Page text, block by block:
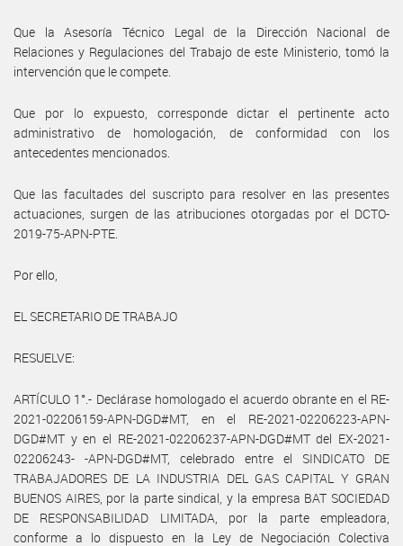
Que la Asesoría Técnico Legal de la Dirección Nacional de
Relaciones y Regulaciones del Trabajo de este Ministerio, tomó la
intervención que le compete.
Que por lo expuesto, corresponde dictar el pertinente acto
administrativo de homologación, de conformidad con los
antecedentes mencionados.
Que las facultades del suscripto para resolver en las presentes
actuaciones, surgen de las atribuciones otorgadas por el DCTO-
2019-75-APN-PTE.
Por ello,
EL SECRETARIO DE TRABAJO
RESUELVE:
ARTÍCULO 1°.- Declárase homologado el acuerdo obrante en el RE-
2021-02206159-APN-DGD#MT, en el RE-2021-02206223-APN-
DGD#MT y en el RE-2021-02206237-APN-DGD#MT del EX-2021-
02206243- -APN-DGD#MT, celebrado entre el SINDICATO DE
TRABAJADORES DE LA INDUSTRIA DEL GAS CAPITAL Y GRAN
BUENOS AIRES, por la parte sindical, y la empresa BAT SOCIEDAD
DE RESPONSABILIDAD LIMITADA, por la parte empleadora,
conforme a lo dispuesto en la Ley de Negociación Colectiva